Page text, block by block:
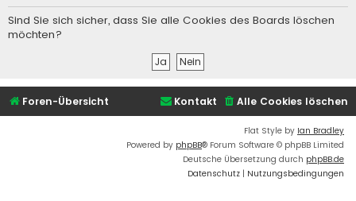
h
Sind Sie sich sicher, dass Sie alle Cookies des Boards löschen
möchten?
Foren-Übersicht Alle Cookies löschen
Kontakt
Flat Style by Ian Bradley
Powered by phpBB® Forum Software © phpBB Limited
Deutsche Übersetzung durch phpBB.de
Datenschutz | Nutzungsbedingungen